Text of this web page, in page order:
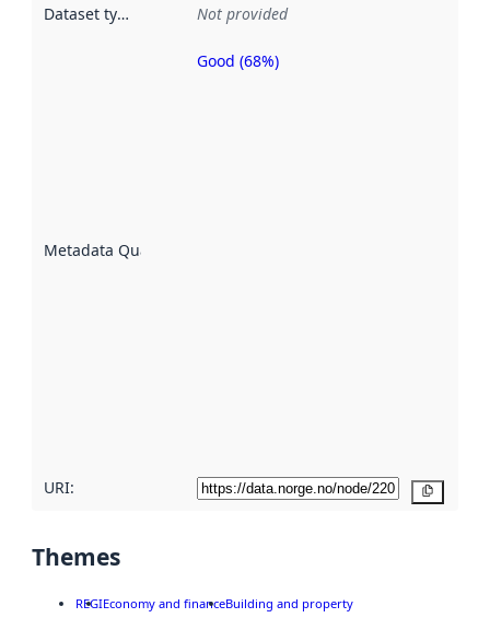
Dataset type Not provided
Metadata Quality
Metadata
Good (68%)
URI:
Themes
REGIEconomy and financeBuilding and property